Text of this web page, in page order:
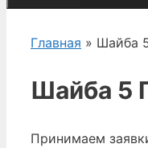
Главная » Шайба
Шайба 5
Принимаем